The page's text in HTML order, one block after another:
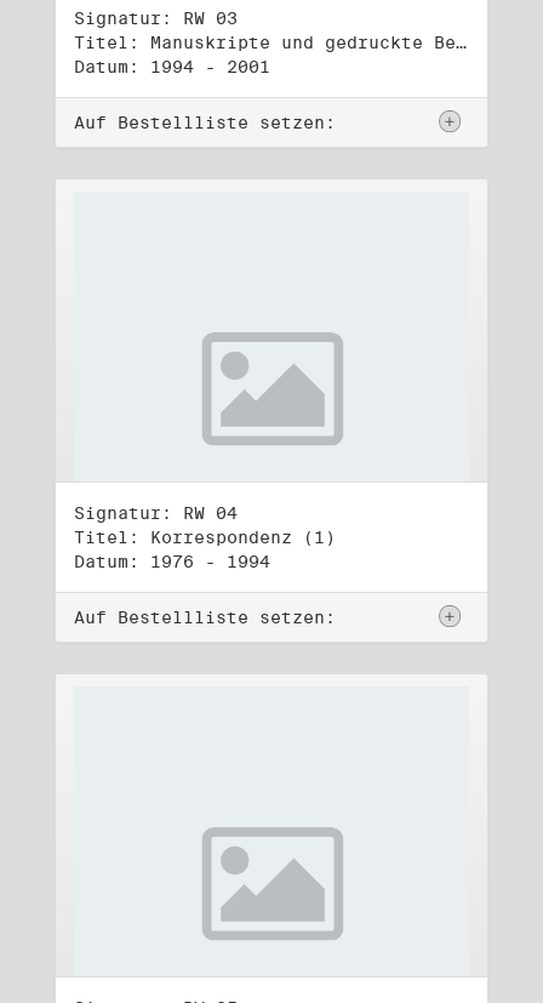
Signatur: RW 03
Titel: Manuskripte und gedruckte Belege (3)
Datum: 1994 - 2001
Auf Bestellliste setzen:
Signatur: RW 04
Titel: Korrespondenz (1)
Datum: 1976 - 1994
Auf Bestellliste setzen: